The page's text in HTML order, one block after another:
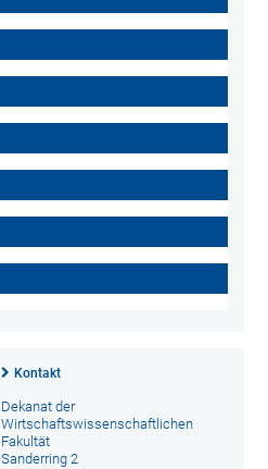
Kontakt
Dekanat der
Wirtschaftswissenschaftlichen
Fakultät
Sanderring 2